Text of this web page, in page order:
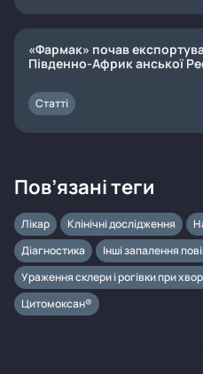
«Фармак» почав
Південно-Африк анської
Статті
Пов’язані теги
Лікар Клінічні дослідження
Діагностика
Інші запалення
Цитомоксан®